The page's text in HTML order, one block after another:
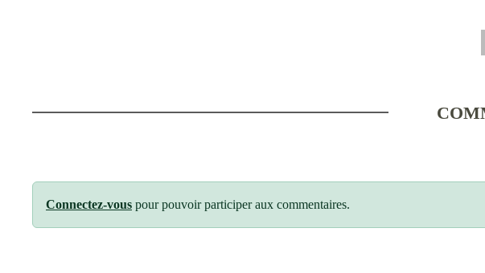
Connectez-vous pour pouvoir participer aux commentaires.